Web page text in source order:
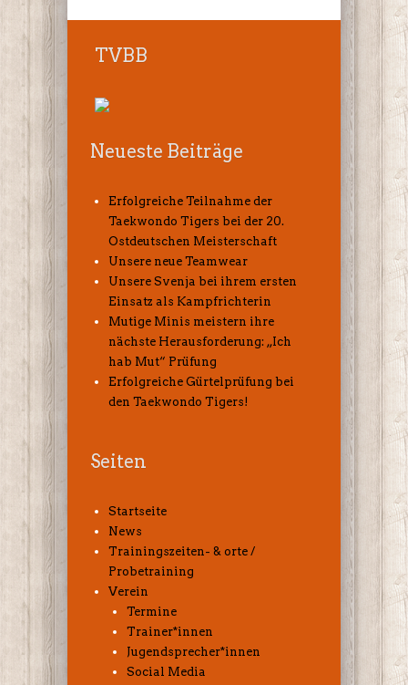
TVBB
Neueste Beiträge
Erfolgreiche Teilnahme der
Taekwondo Tigers bei der 20.
Ostdeutschen Meisterschaft
Unsere neue Teamwear
Unsere Svenja bei ihrem ersten
Einsatz als Kampfrichterin
Mutige Minis meistern ihre
nächste Herausforderung: „Ich
hab Mut“ Prüfung
Erfolgreiche Gürtelprüfung bei
den Taekwondo Tigers!
Seiten
Startseite
News
Trainingszeiten- & orte /
Probetraining
Verein
Termine
Trainer*innen
Jugendsprecher*innen
Social Media